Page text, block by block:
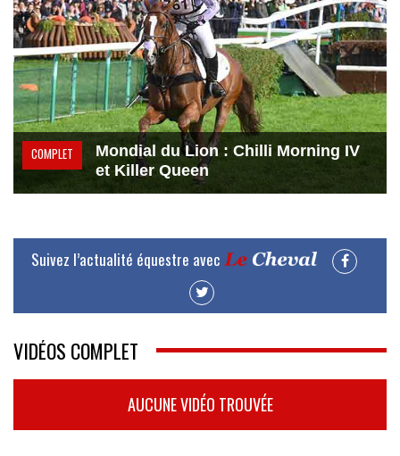
COMPLET
Mondial du Lion : Chilli Morning IV
et Killer Queen
Suivez l’actualité équestre avec
VIDÉOS COMPLET
AUCUNE VIDÉO TROUVÉE